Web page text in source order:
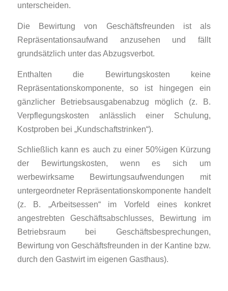
unterscheiden.
Die Bewirtung von Geschäftsfreunden ist als
Repräsentationsaufwand anzusehen und fällt
grundsätzlich unter das Abzugsverbot.
Enthalten die Bewirtungskosten keine
Repräsentationskomponente, so ist hingegen ein
gänzlicher Betriebsausgabenabzug möglich (z. B.
Verpflegungskosten anlässlich einer Schulung,
Kostproben bei „Kundschaftstrinken“).
Schließlich kann es auch zu einer 50%igen Kürzung
der Bewirtungskosten, wenn es sich um
werbewirksame Bewirtungsaufwendungen mit
untergeordneter Repräsentationskomponente handelt
(z. B. „Arbeitsessen“ im Vorfeld eines konkret
angestrebten Geschäftsabschlusses, Bewirtung im
Betriebsraum bei Geschäftsbesprechungen,
Bewirtung von Geschäftsfreunden in der Kantine bzw.
durch den Gastwirt im eigenen Gasthaus).